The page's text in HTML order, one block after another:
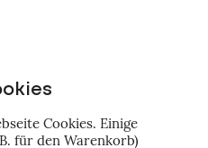
has led us to the
are not just wicked ones
tame problems for
individuals to provide
more integrative thinkers.
Cookies. Einige
für den Warenkorb)